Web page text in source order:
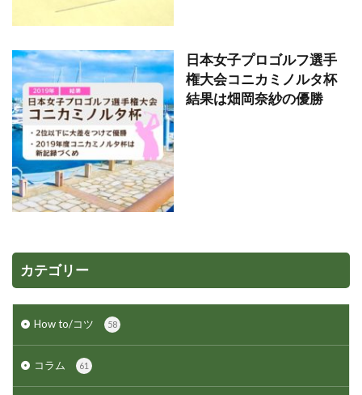
日本女子プロゴルフ選手
権大会コニカミノルタ杯
結果は畑岡奈紗の優勝
カテゴリー
How to/コツ 58
コラム 61